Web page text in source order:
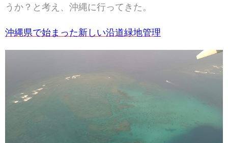
うか？と考え、沖縄に行ってきた。
沖縄県で始まった新しい沿道緑地管理